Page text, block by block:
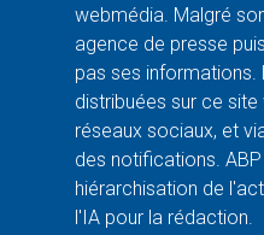
webmédia. Malgré
agence de presse
pas ses
distribuées sur ce
réseaux sociaux, et
des notifications.
hiérarchisation de
l'IA pour la rédaction.